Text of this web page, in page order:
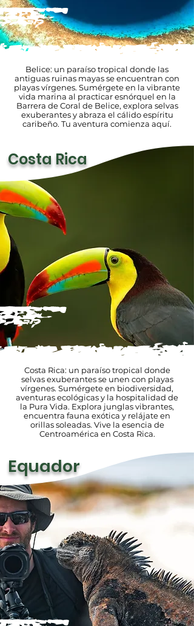
Belice: un paraíso tropical donde las
antiguas ruinas mayas se encuentran con
playas vírgenes. Sumérgete en la vibrante
vida marina al practicar esnórquel en la
Barrera de Coral de Belice, explora selvas
exuberantes y abraza el cálido espíritu
caribeño. Tu aventura comienza aquí.
Costa Rica
Costa Rica: un paraíso tropical donde
selvas exuberantes se unen con playas
vírgenes. Sumérgete en biodiversidad,
aventuras ecológicas y la hospitalidad de
la Pura Vida. Explora junglas vibrantes,
encuentra fauna exótica y relájate en
orillas soleadas. Vive la esencia de
Centroamérica en Costa Rica.
Equador